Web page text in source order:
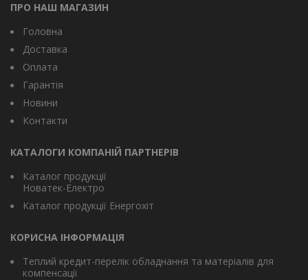
ПРО НАШ МАГАЗИН
Головна
Доставка
Оплата
Гарантія
Новини
Контакти
КАТАЛОГИ КОМПАНІЙ ПАРТНЕРІВ
Каталог продукції
Новатек-Електро
Каталог продукції Енергохіт
КОРИСНА ІНФОРМАЦІЯ
Теплий кредит-перелік обладнання та матеріалів для
компенсації